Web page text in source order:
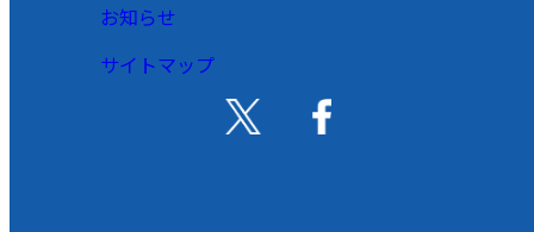
お知らせ
サイトマップ